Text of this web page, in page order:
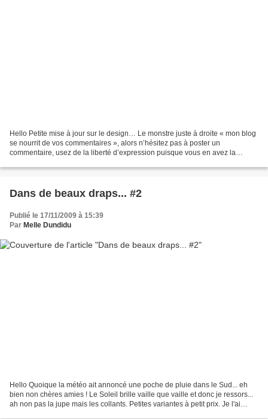
Hello Petite mise à jour sur le design… Le monstre juste à droite « mon blog
se nourrit de vos commentaires », alors n’hésitez pas à poster un
commentaire, usez de la liberté d’expression puisque vous en avez la
Dans de beaux draps... #2
Publié le 17/11/2009 à 15:39
Par Melle Dundidu
Hello Quoique la météo ait annoncé une poche de pluie dans le Sud... eh
bien non chères amies ! Le Soleil brille vaille que vaille et donc je ressors...
ah non pas la jupe mais les collants. Petites variantes à petit prix. Je l'ai